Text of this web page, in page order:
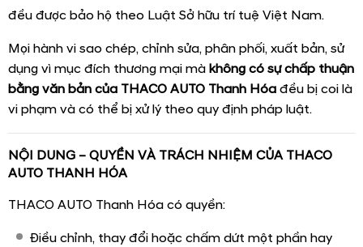
đều được bảo hộ theo Luật Sở hữu trí tuệ Việt Nam.
Mọi hành vi sao chép, chỉnh sửa, phân phối, xuất bản, sử
dụng vì mục đích thương mại mà không có sự chấp thuận
bằng văn bản của THACO AUTO Thanh Hóa đều bị coi là
vi phạm và có thể bị xử lý theo quy định pháp luật.
NỘI DUNG – QUYỀN VÀ TRÁCH NHIỆM CỦA THACO
AUTO THANH HÓA
THACO AUTO Thanh Hóa có quyền:
Điều chỉnh, thay đổi hoặc chấm dứt một phần hay